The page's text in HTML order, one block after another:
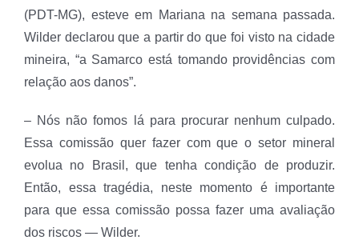
(PDT-MG), esteve em Mariana na semana passada.
Wilder declarou que a partir do que foi visto na cidade
mineira, “a Samarco está tomando providências com
relação aos danos”.
– Nós não fomos lá para procurar nenhum culpado.
Essa comissão quer fazer com que o setor mineral
evolua no Brasil, que tenha condição de produzir.
Então, essa tragédia, neste momento é importante
para que essa comissão possa fazer uma avaliação
dos riscos — Wilder.